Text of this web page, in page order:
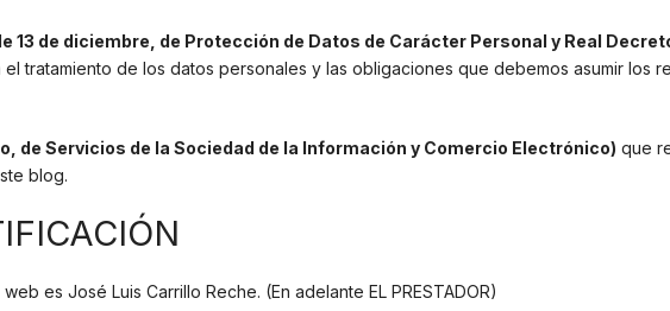
13 de diciembre, de Protección de Datos de Carácter Personal y Real
tratamiento de los datos personales y las obligaciones que debemos asumir los
de Servicios de la Sociedad de la Información y Comercio Electrónico) que
blog.
es José Luis Carrillo Reche. (En adelante EL PRESTADOR)